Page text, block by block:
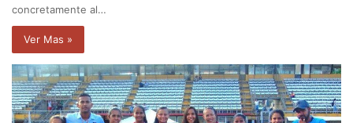
concretamente al…
Ver Mas »